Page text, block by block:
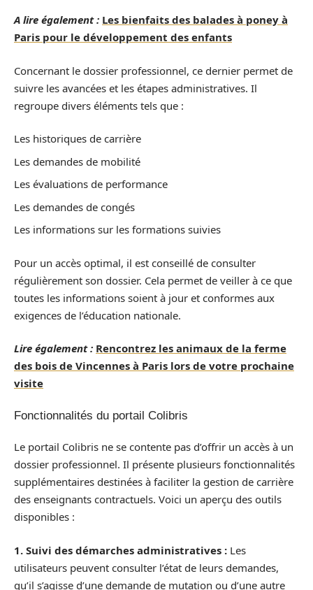
A lire également : Les bienfaits des balades à poney à
Paris pour le développement des enfants
Concernant le dossier professionnel, ce dernier permet de
suivre les avancées et les étapes administratives. Il
regroupe divers éléments tels que :
Les historiques de carrière
Les demandes de mobilité
Les évaluations de performance
Les demandes de congés
Les informations sur les formations suivies
Pour un accès optimal, il est conseillé de consulter
régulièrement son dossier. Cela permet de veiller à ce que
toutes les informations soient à jour et conformes aux
exigences de l’éducation nationale.
Lire également : Rencontrez les animaux de la ferme
des bois de Vincennes à Paris lors de votre prochaine
visite
Fonctionnalités du portail Colibris
Le portail Colibris ne se contente pas d’offrir un accès à un
dossier professionnel. Il présente plusieurs fonctionnalités
supplémentaires destinées à faciliter la gestion de carrière
des enseignants contractuels. Voici un aperçu des outils
disponibles :
1. Suivi des démarches administratives : Les
utilisateurs peuvent consulter l’état de leurs demandes,
qu’il s’agisse d’une demande de mutation ou d’une autre